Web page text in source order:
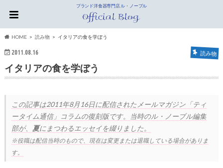
ブランド洋食器専門店 ル・ノーブル
HOME 読み物 イタリアの食を学ぼう
2011.08.16 読み物
イタリアの食を学ぼう
この記事は2011年8月16日に配信されたメールマガジン「ティ
ータイム通信」コラムの復刻版です。当時のル・ノーブル編集
部が、 夏にまつわるエッセイを綴りました。
※役職は配信当時のもので、現在は変更または退職している場合がありま
す。